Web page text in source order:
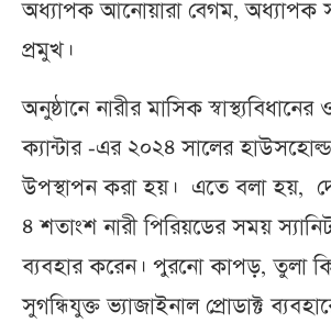
অধ্যাপক আনোয়ারা বেগম, অধ্যাপক
প্রমুখ।
অনুষ্ঠানে নারীর মাসিক
ক্যান্টার -এর ২০২৪ সালের
উপস্থাপন করা হয়। এতে বলা হয়,
৪ শতাংশ নারী পিরিয়ডের সময়
ব্যবহার করেন। পুরনো কাপড়, তুলা
সুগন্ধিযুক্ত ভ্যাজাইনাল প্রোডাক্ট